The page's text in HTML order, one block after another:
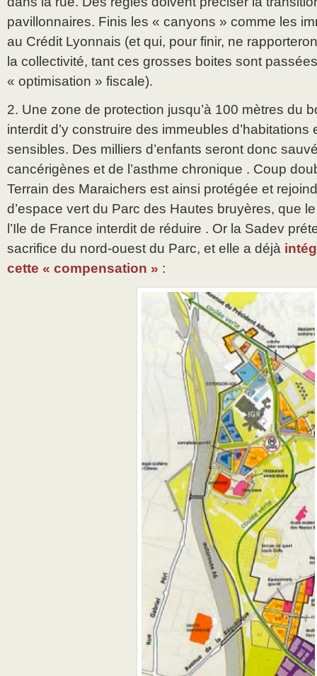
pavillonnaires. Finis les « canyons » comme les
au Crédit Lyonnais (et qui, pour finir, ne
la collectivité, tant ces grosses boites sont
« optimisation » fiscale).
2. Une zone de protection jusqu’à 100 mètres du
interdit d’y construire des immeubles
sensibles. Des milliers d’enfants seront donc
cancérigènes et de l’asthme chronique . Coup
Terrain des Maraichers est ainsi protégée et
d’espace vert du Parc des Hautes bruyères, que
l’Ile de France interdit de réduire . Or la Sadev
sacrifice du nord-ouest du Parc, et elle a déjà
cette « compensation » :